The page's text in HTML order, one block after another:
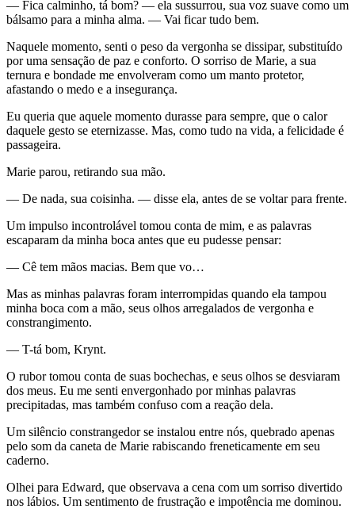
— Fica calminho, tá bom? — ela sussurrou, sua voz suave como um
bálsamo para a minha alma. — Vai ficar tudo bem.
Naquele momento, senti o peso da vergonha se dissipar, substituído
por uma sensação de paz e conforto. O sorriso de Marie, a sua
ternura e bondade me envolveram como um manto protetor,
afastando o medo e a insegurança.
Eu queria que aquele momento durasse para sempre, que o calor
daquele gesto se eternizasse. Mas, como tudo na vida, a felicidade é
passageira.
Marie parou, retirando sua mão.
— De nada, sua coisinha. — disse ela, antes de se voltar para frente.
Um impulso incontrolável tomou conta de mim, e as palavras
escaparam da minha boca antes que eu pudesse pensar:
— Cê tem mãos macias. Bem que vo…
Mas as minhas palavras foram interrompidas quando ela tampou
minha boca com a mão, seus olhos arregalados de vergonha e
constrangimento.
— T-tá bom, Krynt.
O rubor tomou conta de suas bochechas, e seus olhos se desviaram
dos meus. Eu me senti envergonhado por minhas palavras
precipitadas, mas também confuso com a reação dela.
Um silêncio constrangedor se instalou entre nós, quebrado apenas
pelo som da caneta de Marie rabiscando freneticamente em seu
caderno.
Olhei para Edward, que observava a cena com um sorriso divertido
nos lábios. Um sentimento de frustração e impotência me dominou.